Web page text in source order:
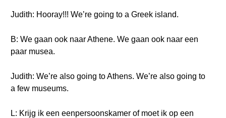
Judith: Hooray!!! We’re going to a Greek island.
B: We gaan ook naar Athene. We gaan ook naar een
paar musea.
Judith: We’re also going to Athens. We’re also going to
a few museums.
L: Krijg ik een eenpersoonskamer of moet ik op een